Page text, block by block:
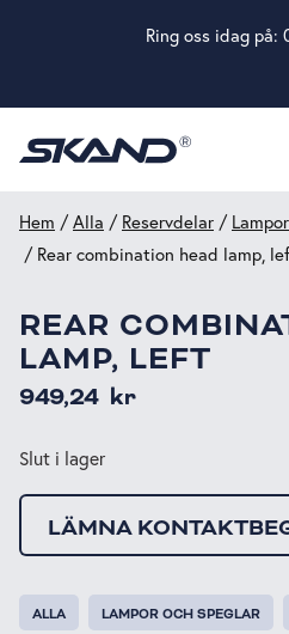
Ring oss idag på:
Hem /Alla / Reservdelar /
/ Rear combination head lamp,
REAR
LAMP, LEFT
949,24 kr
Slut i lager
LÄMNA
ALLA LAMPOR OCH SPEGLAR